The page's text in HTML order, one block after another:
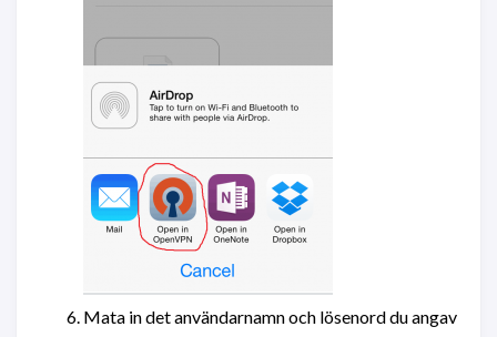
Mata in det användarnamn och lösenord du angav